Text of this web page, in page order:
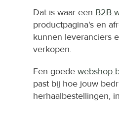
Dat is waar een B2B
productpagina's en
kunnen leveranciers
verkopen.
Een goede webshop
past bij hoe jouw
herhaalbestellingen,